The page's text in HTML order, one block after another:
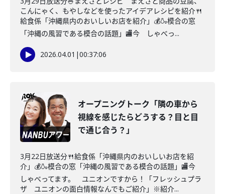
こんにゃく、もやしなどを使ったアイデアレシピを紹介🍴
給食係「沖縄県内のおいしいお店を紹介」💰🍶模合の窓
「沖縄の風習である模合の話題」🏬今 しゃべっ...
2026.04.01 |00:37:06
オープニングトーク「隣の車から
視線を感じたらどうする？目と目
で通じ合う？」
3月22日放送分🍴給食係「沖縄県内のおいしいお店を紹
介」💰🍶模合の窓「沖縄の風習である模合の話題」🏬今
しゃべってます。 ユニオンですから！「フレッシュプラ
ザ ユニオンの面白情報なんでもご紹介」※紹介...